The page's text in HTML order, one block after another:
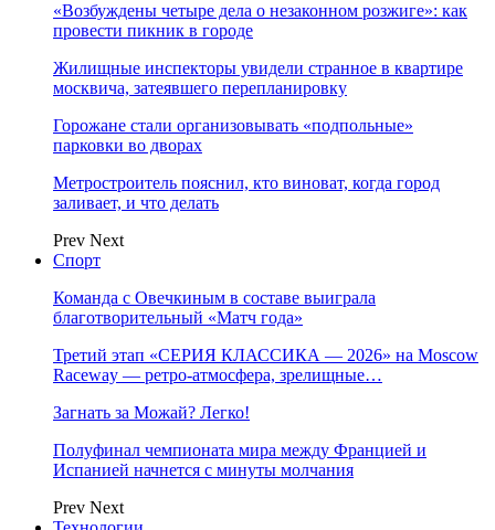
«Возбуждены четыре дела о незаконном розжиге»: как
провести пикник в городе
Жилищные инспекторы увидели странное в квартире
москвича, затеявшего перепланировку
Горожане стали организовывать «подпольные»
парковки во дворах
Метростроитель пояснил, кто виноват, когда город
заливает, и что делать
Prev Next
Спорт
Команда с Овечкиным в составе выиграла
благотворительный «Матч года»
Третий этап «СЕРИЯ КЛАССИКА — 2026» на Moscow
Raceway — ретро‑атмосфера, зрелищные…
Загнать за Можай? Легко!
Полуфинал чемпионата мира между Францией и
Испанией начнется с минуты молчания
Prev Next